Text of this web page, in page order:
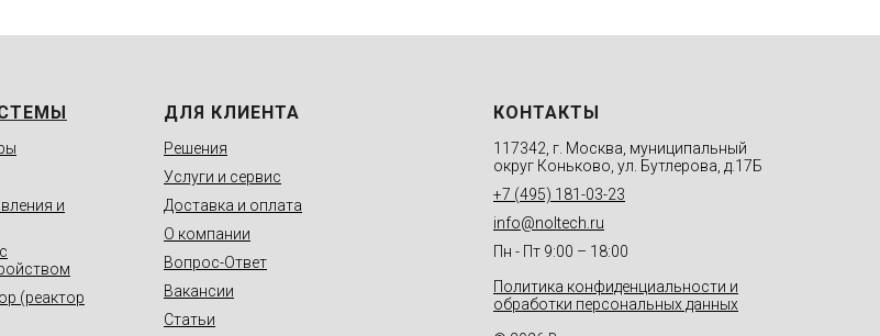
и
(реактор
ДЛЯ КЛИЕНТА
Решения
Услуги и сервис
Доставка и оплата
О компании
Вопрос-Ответ
Вакансии
Статьи
КОНТАКТЫ
117342, г. Москва, муниципальный
округ Коньково, ул. Бутлерова, д.17Б
+7 (495) 181-03-23
info@noltech.ru
Пн - Пт 9:00 – 18:00
Политика конфиденциальности и
обработки персональных данных